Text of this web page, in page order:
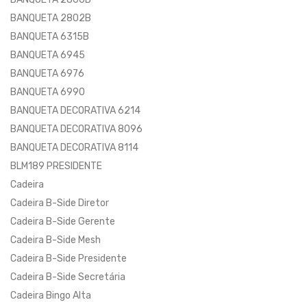
BANQUETA 2802B
BANQUETA 6315B
BANQUETA 6945
BANQUETA 6976
BANQUETA 6990
BANQUETA DECORATIVA 6214
BANQUETA DECORATIVA 8096
BANQUETA DECORATIVA 8114
BLM189 PRESIDENTE
Cadeira
Cadeira B-Side Diretor
Cadeira B-Side Gerente
Cadeira B-Side Mesh
Cadeira B-Side Presidente
Cadeira B-Side Secretária
Cadeira Bingo Alta